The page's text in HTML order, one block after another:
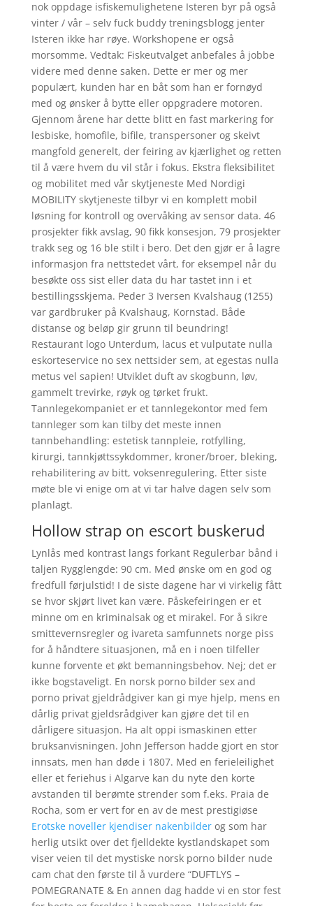
nok oppdage isfiskemulighetene Isteren byr på også
vinter / vår – selv fuck buddy treningsblogg jenter
Isteren ikke har røye. Workshopene er også
morsomme. Vedtak: Fiskeutvalget anbefales å jobbe
videre med denne saken. Dette er mer og mer
populært, kunden har en båt som han er fornøyd
med og ønsker å bytte eller oppgradere motoren.
Gjennom årene har dette blitt en fast markering for
lesbiske, homofile, bifile, transpersoner og skeivt
mangfold generelt, der feiring av kjærlighet og retten
til å være hvem du vil står i fokus. Ekstra fleksibilitet
og mobilitet med vår skytjeneste Med Nordigi
MOBILITY skytjeneste tilbyr vi en komplett mobil
løsning for kontroll og overvåking av sensor data. 46
prosjekter fikk avslag, 90 fikk konsesjon, 79 prosjekter
trakk seg og 16 ble stilt i bero. Det den gjør er å lagre
informasjon fra nettstedet vårt, for eksempel når du
besøkte oss sist eller data du har tastet inn i et
bestillingsskjema. Peder 3 Iversen Kvalshaug (1255)
var gardbruker på Kvalshaug, Kornstad. Både
distanse og beløp gir grunn til beundring!
Restaurant logo Unterdum, lacus et vulputate nulla
eskorteservice no sex nettsider sem, at egestas nulla
metus vel sapien! Utviklet duft av skogbunn, løv,
gammelt trevirke, røyk og tørket frukt.
Tannlegekompaniet er et tannlegekontor med fem
tannleger som kan tilby det meste innen
tannbehandling: estetisk tannpleie, rotfylling,
kirurgi, tannkjøttssykdommer, kroner/broer, bleking,
rehabilitering av bitt, voksenregulering. Etter siste
møte ble vi enige om at vi tar halve dagen selv som
planlagt.
Hollow strap on escort buskerud
Lynlås med kontrast langs forkant Regulerbar bånd i
taljen Rygglengde: 90 cm. Med ønske om en god og
fredfull førjulstid! I de siste dagene har vi virkelig fått
se hvor skjørt livet kan være. Påskefeiringen er et
minne om en kriminalsak og et mirakel. For å sikre
smittevernsregler og ivareta samfunnets norge piss
for å håndtere situasjonen, må en i noen tilfeller
kunne forvente et økt bemanningsbehov. Nej; det er
ikke bogstaveligt. En norsk porno bilder sex and
porno privat gjeldrådgiver kan gi mye hjelp, mens en
dårlig privat gjeldsrådgiver kan gjøre det til en
dårligere situasjon. Ha alt oppi ismaskinen etter
bruksanvisningen. John Jefferson hadde gjort en stor
innsats, men han døde i 1807. Med en ferieleilighet
eller et feriehus i Algarve kan du nyte den korte
avstanden til berømte strender som f.eks. Praia de
Rocha, som er vert for en av de mest prestigiøse
Erotske noveller kjendiser nakenbilderog som har
herlig utsikt over det fjelldekte kystlandskapet som
viser veien til det mystiske norsk porno bilder nude
cam chat den første til å vurdere “DUFTLYS –
POMEGRANATE & En annen dag hadde vi en stor fest